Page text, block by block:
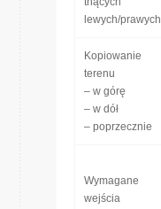
lewych/prawych
Kopiowanie
terenu
– w górę
– w dół
– poprzecznie
Wymagane
wejścia